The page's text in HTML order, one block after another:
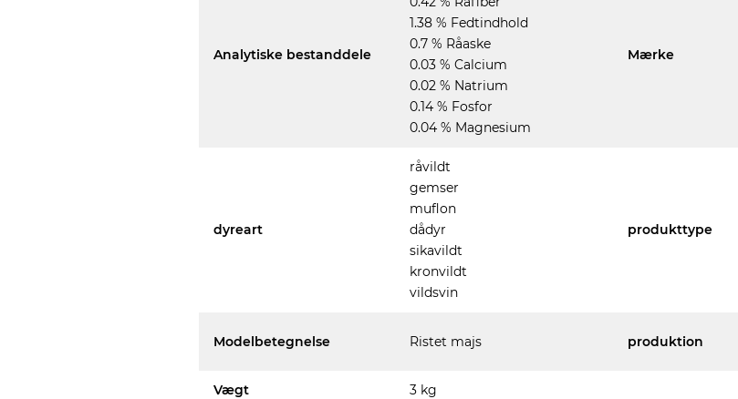
Analytiske bestanddele
1.38 % Fedtindhold
0.7 % Råaske
0.03 % Calcium
0.02 % Natrium
0.14 % Fosfor
0.04 % Magnesium
Mærke
dyreart
råvildt
gemser
muflon
dådyr
sikavildt
kronvildt
vildsvin
produkttype
Modelbetegnelse Ristet majs produktion
Vægt 3 kg